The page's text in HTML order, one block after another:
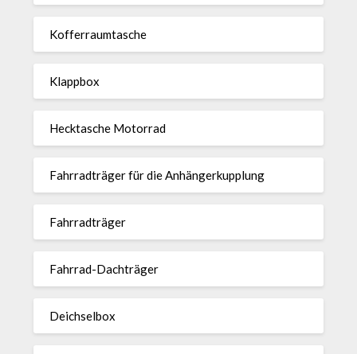
Kof­fer­raum­ta­sche
Klappbox
Heck­ta­sche Motorrad
Fahr­rad­träger für die Anhän­ger­kup­p­lung
Fahr­rad­träger
Fahrrad-Dach­träger
Deich­selbox